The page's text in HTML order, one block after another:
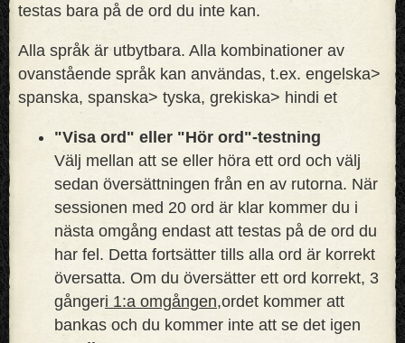
testas bara på de ord du inte kan.
Alla språk är utbytbara. Alla kombinationer av
ovanstående språk kan användas, t.ex. engelska>
spanska, spanska> tyska, grekiska> hindi et
"Visa ord" eller "Hör ord"-testning
Välj mellan att se eller höra ett ord och välj
sedan översättningen från en av rutorna. När
sessionen med 20 ord är klar kommer du i
nästa omgång endast att testas på de ord du
har fel. Detta fortsätter tills alla ord är korrekt
översatta. Om du översätter ett ord korrekt, 3
gångeri 1:a omgången,ordet kommer att
bankas och du kommer inte att se det igen